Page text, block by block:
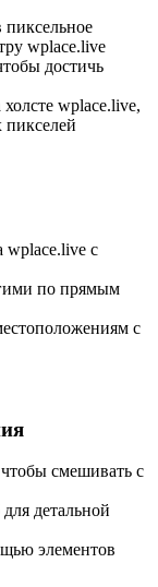
пиксельное
wplace.live
достичь
wplace.live,
пикселей
wplace.live с
по прямым
с
чтобы смешивать с
детальной
элементов